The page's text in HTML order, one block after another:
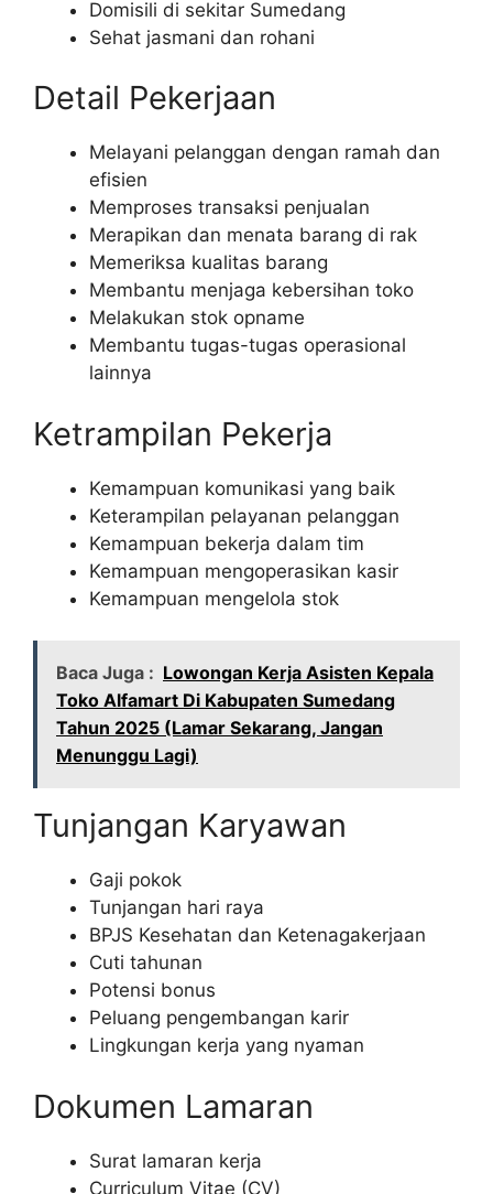
Domisili di sekitar Sumedang
Sehat jasmani dan rohani
Detail Pekerjaan
Melayani pelanggan dengan ramah dan
efisien
Memproses transaksi penjualan
Merapikan dan menata barang di rak
Memeriksa kualitas barang
Membantu menjaga kebersihan toko
Melakukan stok opname
Membantu tugas-tugas operasional
lainnya
Ketrampilan Pekerja
Kemampuan komunikasi yang baik
Keterampilan pelayanan pelanggan
Kemampuan bekerja dalam tim
Kemampuan mengoperasikan kasir
Kemampuan mengelola stok
Baca Juga : Lowongan Kerja Asisten Kepala
Toko Alfamart Di Kabupaten Sumedang
Tahun 2025 (Lamar Sekarang, Jangan
Menunggu Lagi)
Tunjangan Karyawan
Gaji pokok
Tunjangan hari raya
BPJS Kesehatan dan Ketenagakerjaan
Cuti tahunan
Potensi bonus
Peluang pengembangan karir
Lingkungan kerja yang nyaman
Dokumen Lamaran
Surat lamaran kerja
Curriculum Vitae (CV)